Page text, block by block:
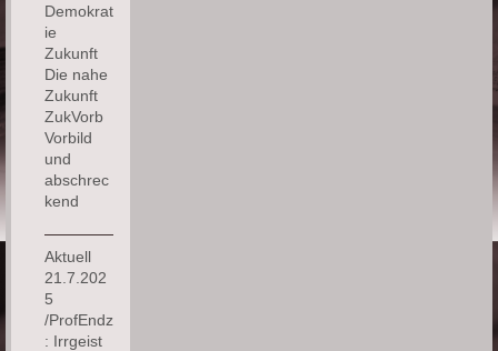
Demokrat
ie
Zukunft
Die nahe
Zukunft
ZukVorb
Vorbild
und
abschrec
kend
Aktuell
21.7.202
5
/ProfEndz
: Irrgeist